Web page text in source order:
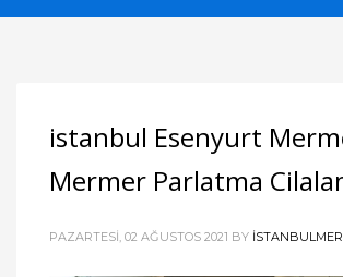
istanbul Esenyurt
Mermer Parlatma
PAZARTESI, 02 AĞUSTOS 2021 BY